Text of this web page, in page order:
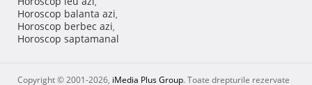
Horoscop balanta azi,
Horoscop berbec azi,
Horoscop saptamanal
Copyright © 2001-2026, iMedia Plus Group. Toate drepturile rezervate